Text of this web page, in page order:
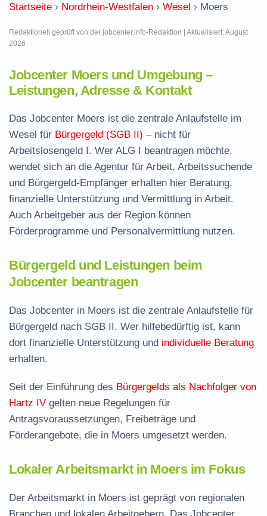
Startseite › Nordrhein-Westfalen › Wesel › Moers
Redaktionell geprüft von der jobcenter.info-Redaktion | Aktualisiert: August
2026
Jobcenter Moers und Umgebung –
Leistungen, Adresse & Kontakt
Das Jobcenter Moers ist die zentrale Anlaufstelle im
Wesel für Bürgergeld (SGB II) – nicht für
Arbeitslosengeld I. Wer ALG I beantragen möchte,
wendet sich an die Agentur für Arbeit. Arbeitssuchende
und Bürgergeld-Empfänger erhalten hier Beratung,
finanzielle Unterstützung und Vermittlung in Arbeit.
Auch Arbeitgeber aus der Region können
Förderprogramme und Personalvermittlung nutzen.
Bürgergeld und Leistungen beim
Jobcenter beantragen
Das Jobcenter in Moers ist die zentrale Anlaufstelle für
Bürgergeld nach SGB II. Wer hilfebedürftig ist, kann
dort finanzielle Unterstützung und individuelle Beratung
erhalten.
Seit der Einführung des Bürgergelds als Nachfolger von
Hartz IV gelten neue Regelungen für
Antragsvoraussetzungen, Freibeträge und
Förderangebote, die in Moers umgesetzt werden.
Lokaler Arbeitsmarkt in Moers im Fokus
Der Arbeitsmarkt in Moers ist geprägt von regionalen